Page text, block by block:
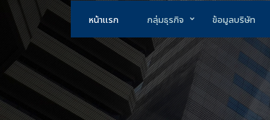
หน้าแรก กลุ่มธุรกิจ ข้อมูลบริษัท